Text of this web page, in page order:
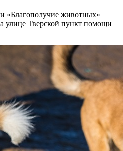
«Благополучие животных»
улице Тверской пункт помощи